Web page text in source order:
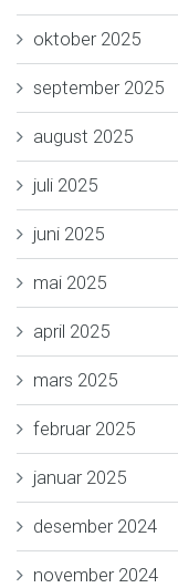
oktober 2025
september 2025
august 2025
juli 2025
juni 2025
mai 2025
april 2025
mars 2025
februar 2025
januar 2025
desember 2024
november 2024